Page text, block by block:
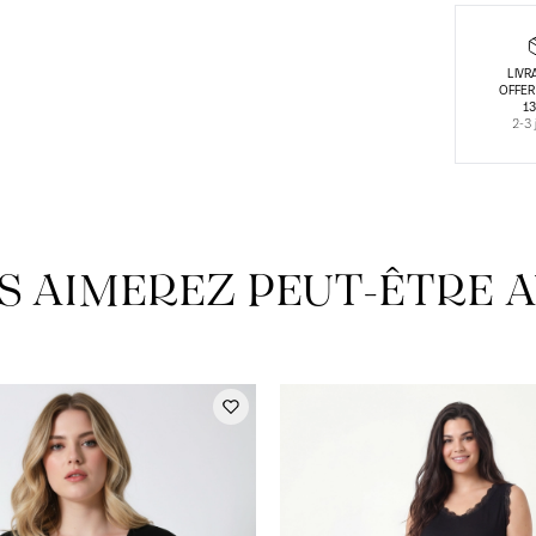
2-3
AIMEREZ PEUT-ÊTRE